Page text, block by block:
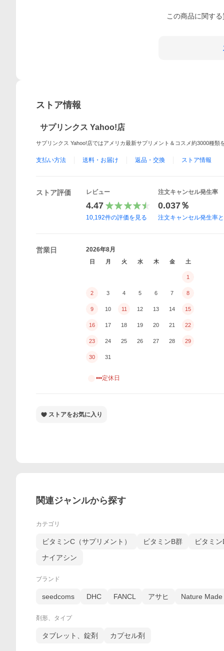
この商品に関する
ストア情報
サプリンクス Yahoo!店
サプリンクス Yahoo!店ではアメリカ最新サプリメント＆コスメ約3000種類
支払い方法 送料・お届け 返品・交換 ストア情報
ストア評価 レビュー
4.47
10,192件の評価を見る
注文キャンセル発生率
0.037％
注文キャンセル発生率と
営業日 2026年8月
日 月 火 水 木 金 土
1
2 3 4 5 6 7 8
9 10 11 12 13 14 15
16 17 18 19 20 21 22
23 24 25 26 27 28 29
30 31
•••定休日
ストアをお気に入り
関連ジャンルから探す
カテゴリ
ビタミンC（サプリメント） ビタミンB群 ビタミン
ナイアシン
ブランド
seedcoms DHC FANCL アサヒ Nature Made
剤形、タイプ
タブレット、錠剤 カプセル剤